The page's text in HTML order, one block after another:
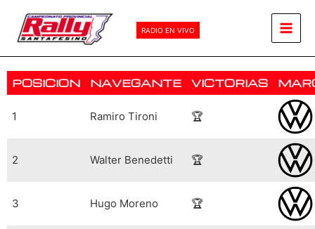
contenido
RADIO EN VIVO
Main
POSICION NAVEGANTE VICTORIAS
1 Ramiro Tironi 🏆
2 Walter Benedetti 🏆
3 Hugo Moreno 🏆